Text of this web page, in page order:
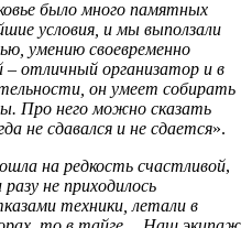
было много памятных
условия, и мы выползали
умению своевременно
– отличный организатор и в
он умеет собирать
Про него можно сказать
не сдавался и не сдается».
на редкость счастливой,
не приходилось
техники, летали в